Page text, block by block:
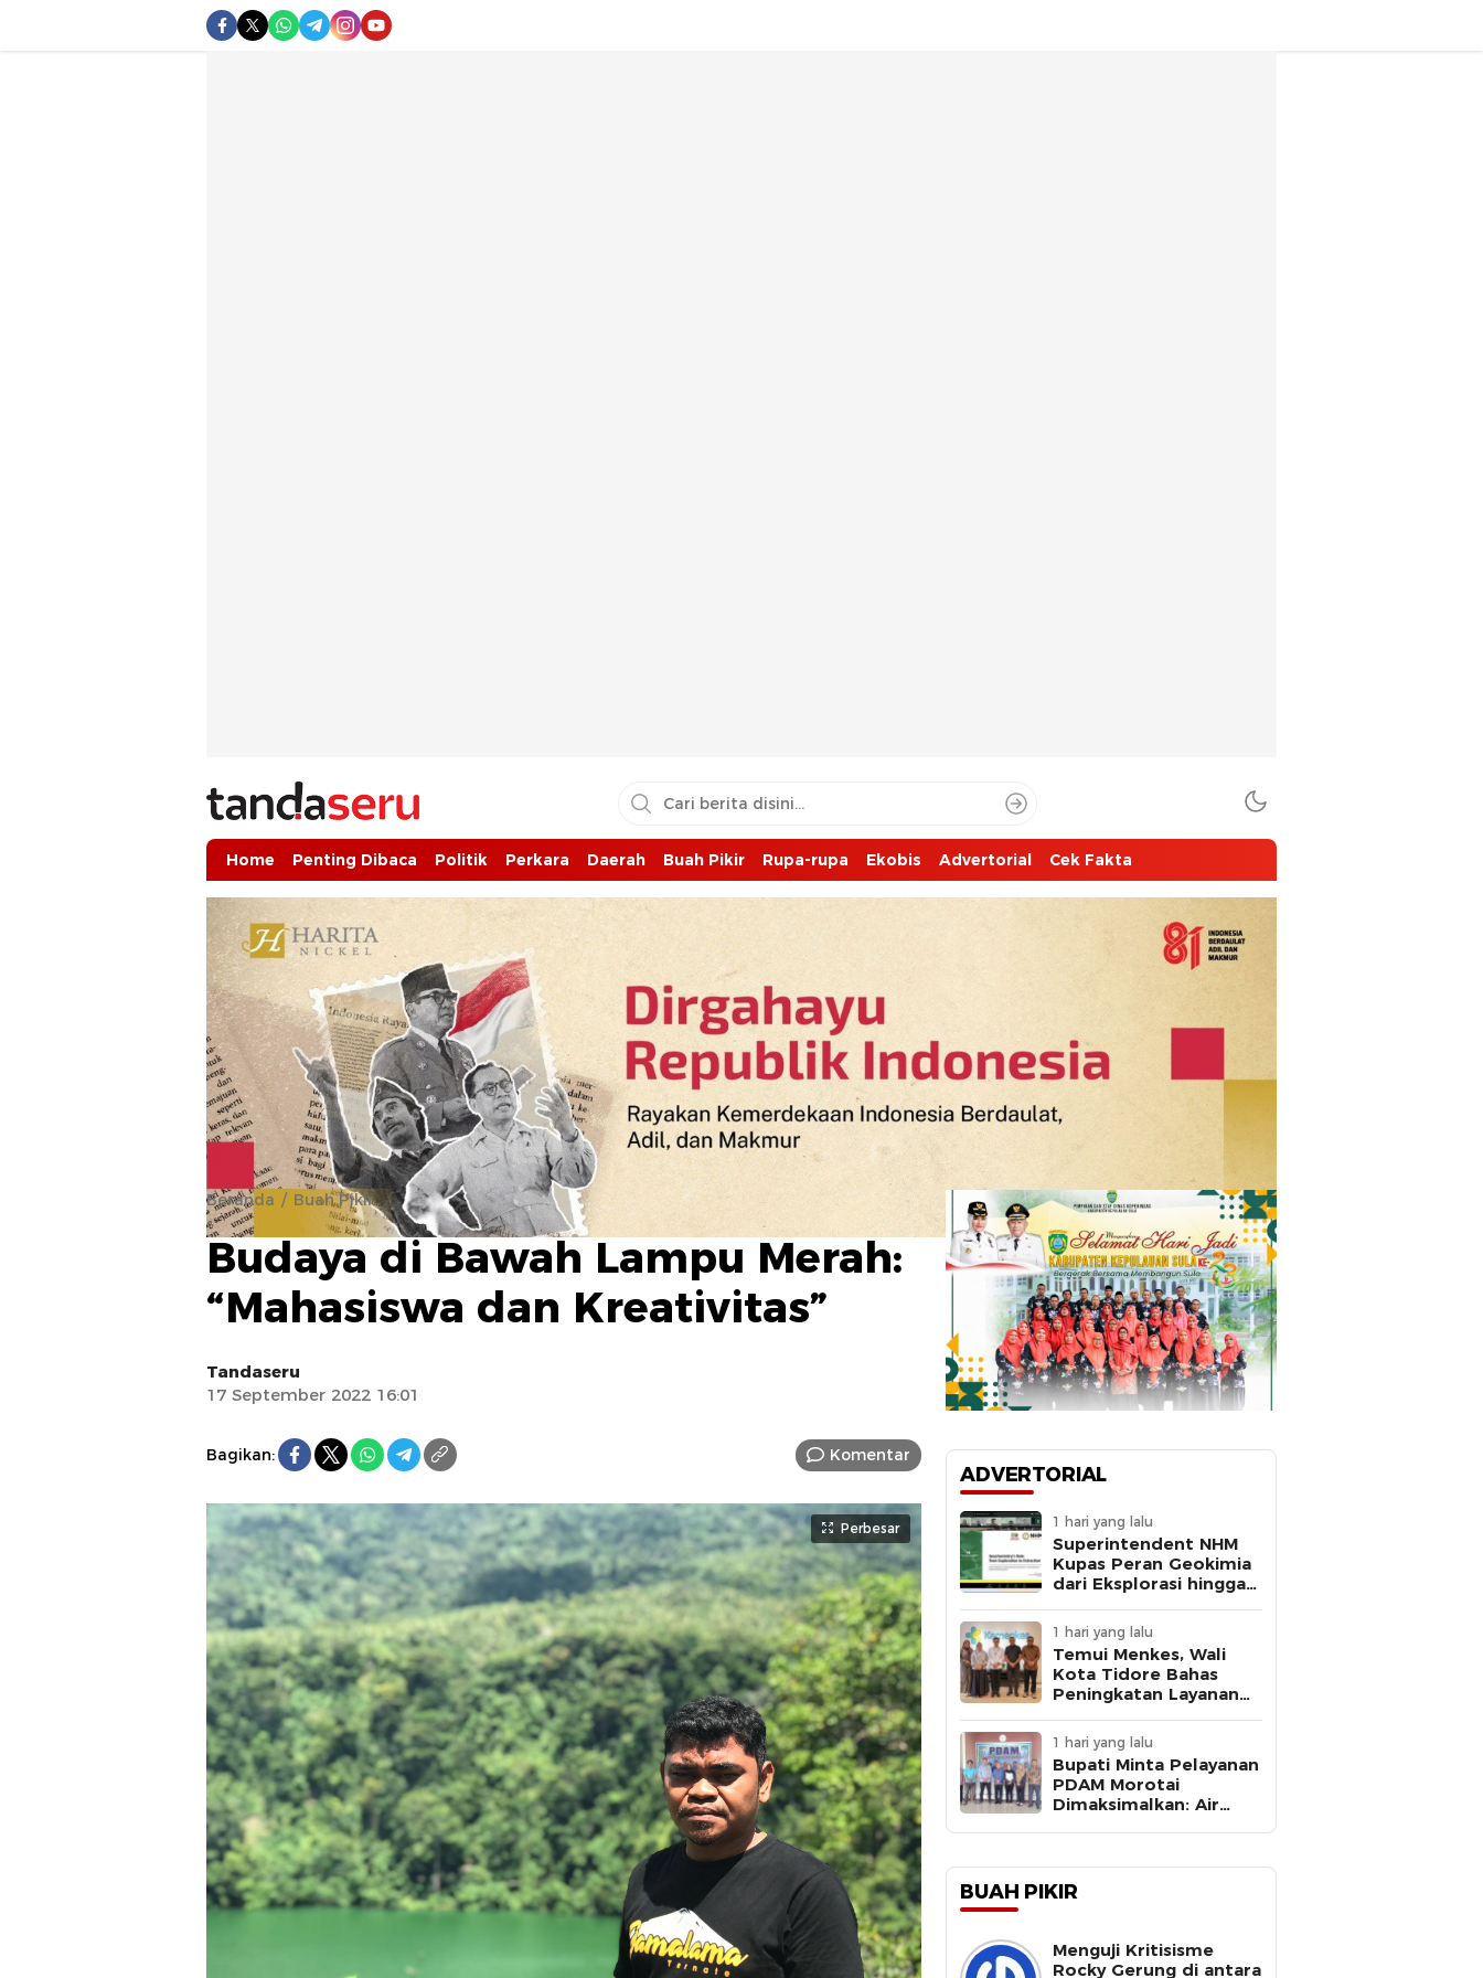
tandaseru.com | Penting Dibaca
tandaseru.com
Home Penting Dibaca Politik Perkara Daerah Buah Pikir Rupa-rupa Ekobis Advertorial Cek Fakta
Beranda Buah Pikir
Budaya di Bawah Lampu Merah:
“Mahasiswa dan Kreativitas”
Tandaseru
17 September 2022 16:01
Bagikan: Komentar
Perbesar
ADVERTORIAL
1 hari yang lalu
Superintendent NHM
Kupas Peran Geokimia
dari Eksplorasi hingga
Webinar MGEI-SC UNG
1 hari yang lalu
Temui Menkes, Wali
Kota Tidore Bahas
Peningkatan Layanan
1 hari yang lalu
Bupati Minta Pelayanan
PDAM Morotai
Dimaksimalkan: Air
BUAH PIKIR
Menguji Kritisisme
Rocky Gerung di antara